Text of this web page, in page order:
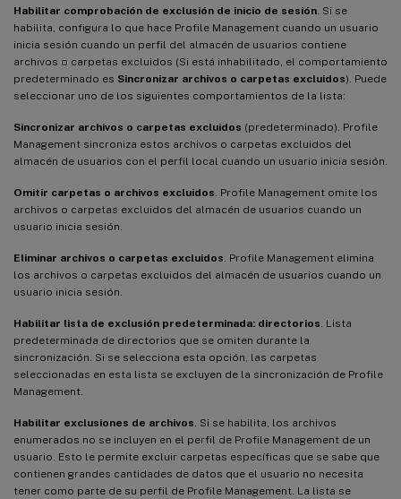
Habilitar comprobación de exclusión de inicio de sesión . Si se
habilita, configura lo que hace Profile Management cuando un usuario
inicia sesión cuando un perfil del almacén de usuarios contiene
archivos o carpetas excluidos (Si está inhabilitado, el comportamiento
predeterminado es Sincronizar archivos o carpetas excluidos). Puede
seleccionar uno de los siguientes comportamientos de la lista:
Sincronizar archivos o carpetas excluidos (predeterminado). Profile
Management sincroniza estos archivos o carpetas excluidos del
almacén de usuarios con el perfil local cuando un usuario inicia sesión.
Omitir carpetas o archivos excluidos . Profile Management omite los
archivos o carpetas excluidos del almacén de usuarios cuando un
usuario inicia sesión.
Eliminar archivos o carpetas excluidos . Profile Management elimina
los archivos o carpetas excluidos del almacén de usuarios cuando un
usuario inicia sesión.
Habilitar lista de exclusión predeterminada: directorios . Lista
predeterminada de directorios que se omiten durante la
sincronización. Si se selecciona esta opción, las carpetas
seleccionadas en esta lista se excluyen de la sincronización de Profile
Management.
Habilitar exclusiones de archivos . Si se habilita, los archivos
enumerados no se incluyen en el perfil de Profile Management de un
usuario. Esto le permite excluir carpetas específicas que se sabe que
contienen grandes cantidades de datos que el usuario no necesita
tener como parte de su perfil de Profile Management. La lista se